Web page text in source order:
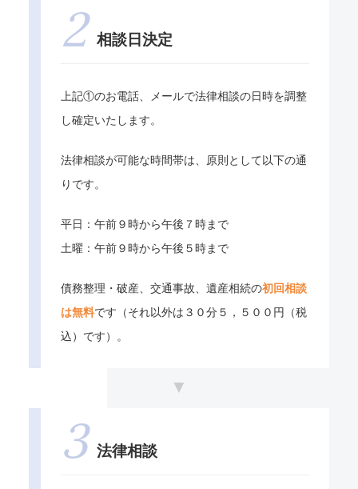
相談日決定
上記①のお電話、メールで法律相談の日時を調整
し確定いたします。
法律相談が可能な時間帯は、原則として以下の通
りです。
平日：午前９時から午後７時まで
土曜：午前９時から午後５時まで
債務整理・破産、交通事故、遺産相続の初回相談
は無料です（それ以外は３０分５，５００円（税
込）です）。
法律相談